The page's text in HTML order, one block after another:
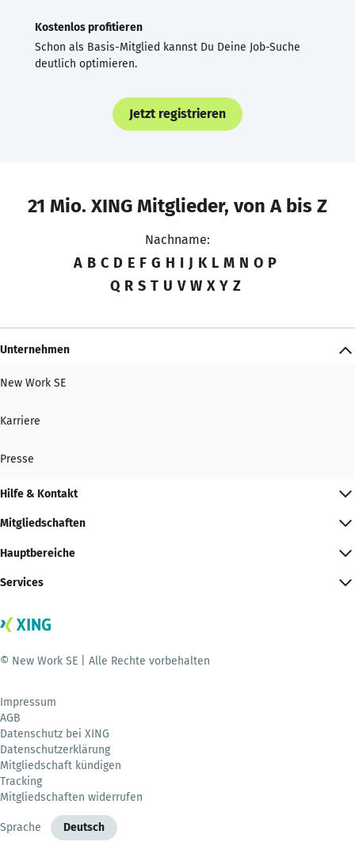
Kostenlos profitieren
Schon als Basis-Mitglied kannst Du Deine Job-Suche
deutlich optimieren.
Jetzt registrieren
21 Mio. XING Mitglieder, von A bis Z
Nachname:
A B C D E F G H I J K L M N O P
Q R S T U V W X Y Z
Unternehmen
New Work SE
Karriere
Presse
Hilfe & Kontakt
Mitgliedschaften
Hauptbereiche
Services
© New Work SE | Alle Rechte vorbehalten
Impressum
AGB
Datenschutz bei XING
Datenschutzerklärung
Mitgliedschaft kündigen
Tracking
Mitgliedschaften widerrufen
Sprache Deutsch